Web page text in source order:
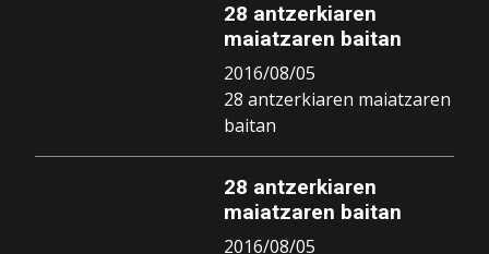
28 antzerkiaren
maiatzaren baitan
2016/08/05
28 antzerkiaren maiatzaren
baitan
28 antzerkiaren
maiatzaren baitan
2016/08/05